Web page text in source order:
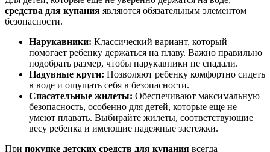
средства для купания являются обязательным элементом
безопасности.
Нарукавники: Классический вариант, который
помогает ребенку держаться на плаву. Важно правильно
подобрать размер, чтобы нарукавники не спадали.
Надувные круги: Позволяют ребенку комфортно сидеть
в воде и ощущать себя в безопасности.
Спасательные жилеты: Обеспечивают максимальную
безопасность, особенно для детей, которые еще не
умеют плавать. Выбирайте жилеты, соответствующие
весу ребенка и имеющие надежные застежки.
При покупке детских средств для купания всегда